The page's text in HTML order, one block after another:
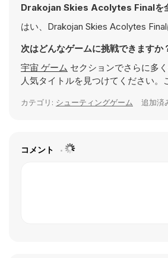
Drakojan Skies Acolytes Finalを
はい、Drakojan Skies Acolytes
次はどんなゲームに挑戦できますか
宇宙 ゲーム セクションでさらに多
人気タイトルを見つけてください。
カテゴリ: シューティングゲーム 追加済
コメント